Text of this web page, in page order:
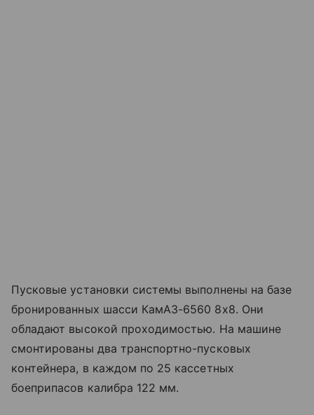
Пусковые установки системы выполнены на базе
бронированных шасси КамАЗ-6560 8х8. Они
обладают высокой проходимостью. На машине
смонтированы два транспортно-пусковых
контейнера, в каждом по 25 кассетных
боеприпасов калибра 122 мм.